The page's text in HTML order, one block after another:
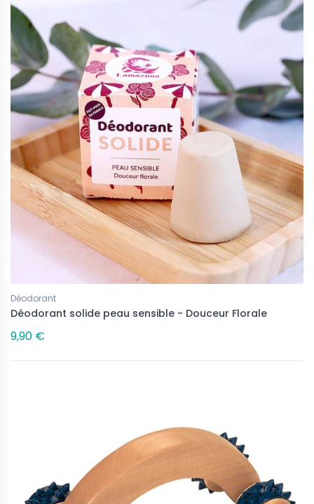
Déodorant
Déodorant solide peau sensible - Douceur Florale
9,90 €